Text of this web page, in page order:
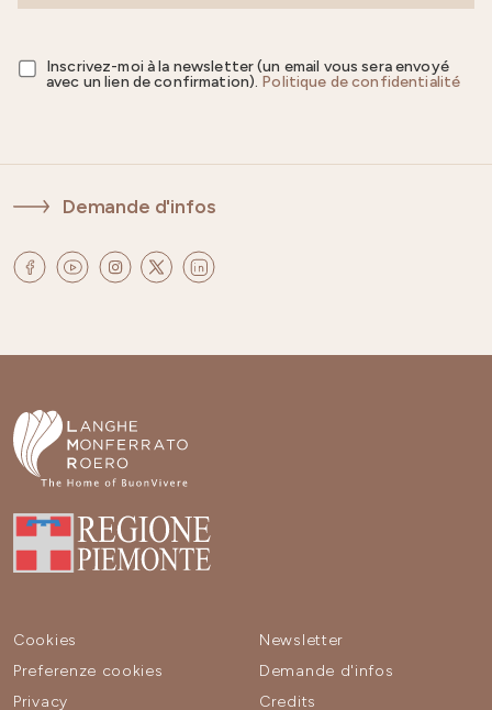
Inscrivez-moi à la newsletter (un email vous sera envoyé
avec un lien de confirmation). Politique de confidentialité
Demande d'infos
Cookies
Preferenze cookies
Privacy
Newsletter
Demande d'infos
Credits